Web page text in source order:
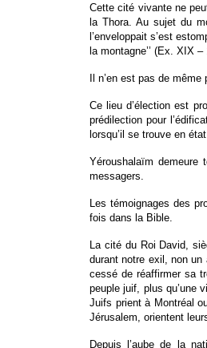
Cette cité vivante ne
la Thora. Au sujet du
l’enveloppait s’est
la montagne’’ (Ex. XIX –
Il n’en est pas de même
Ce lieu d’élection est
prédilection pour
lorsqu’il se trouve en
Yéroushalaïm
messagers.
Les témoignages des
fois dans la Bible.
La cité du Roi David,
durant notre exil, non
cessé de réaffirmer sa
peuple juif, plus qu’une
Juifs prient à Montréal
Jérusalem, orientent
Depuis l’aube de la